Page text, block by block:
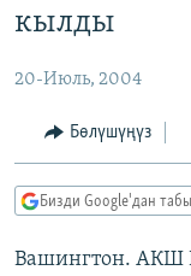
МАДАНИЯТ
ТВ
БҮГҮН АЗАТТЫКТА
ДАНИСТЕ
ПОДКАСТ
кылды
20-Июль, 2004
Бөлүшүңүз
Бизди Google'дан
Вашингтон. АКШ